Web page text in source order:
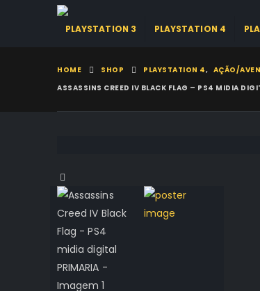
PLAYSTATION 3 PLAYSTATION 4
HOME SHOP PLAYSTATION 4, AÇÃO/
ASSASSINS CREED IV BLACK FLAG – PS4 MIDIA